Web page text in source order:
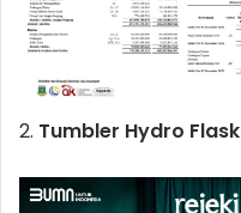
2. Tumbler Hydro Flask